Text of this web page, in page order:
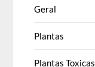
Geral
Plantas
Plantas Toxicas